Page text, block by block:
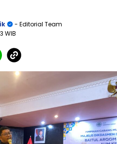
- Editorial Team
WIB